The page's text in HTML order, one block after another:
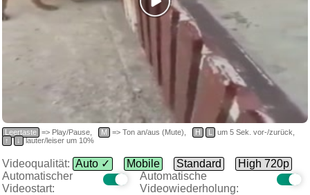
Leertaste => Play/Pause, M => Ton an/aus (Mute), H L
um 5 Sek. vor-/zurück,
↑
↓ lauter/leiser um 10%
Videoqualität: Auto ✓ Mobile Standard
High 720p
Automatischer
Videostart:
Automatische
Videowiederholung: